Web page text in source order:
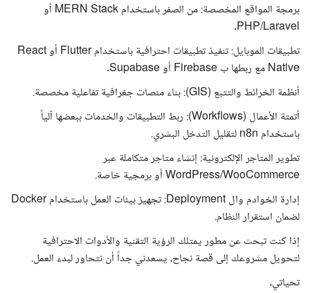
برمجة المواقع المخصصة: من الصفر باستخدام MERN Stack أو
PHP/Laravel.
تطبيقات الموبايل: تنفيذ تطبيقات احترافية باستخدام Flutter أو React
Native مع ربطها ب Firebase أو Supabase.
أنظمة الخرائط والتتبع (GIS): بناء منصات جغرافية تفاعلية مخصصة.
أتمتة الأعمال (Workflows): ربط التطبيقات والخدمات ببعضها آلياً
باستخدام n8n لتقليل التدخل البشري.
تطوير المتاجر الإلكترونية: إنشاء متاجر متكاملة عبر
WordPress/WooCommerce أو برمجية خاصة.
إدارة الخوادم وال Deployment: تجهيز بيئات العمل باستخدام Docker
لضمان استقرار النظام.
إذا كنت تبحث عن مطور يمتلك الرؤية التقنية والأدوات الاحترافية
لتحويل مشروعك إلى قصة نجاح، يسعدني جداً أن نتحاور لبدء العمل.
تحياتي،